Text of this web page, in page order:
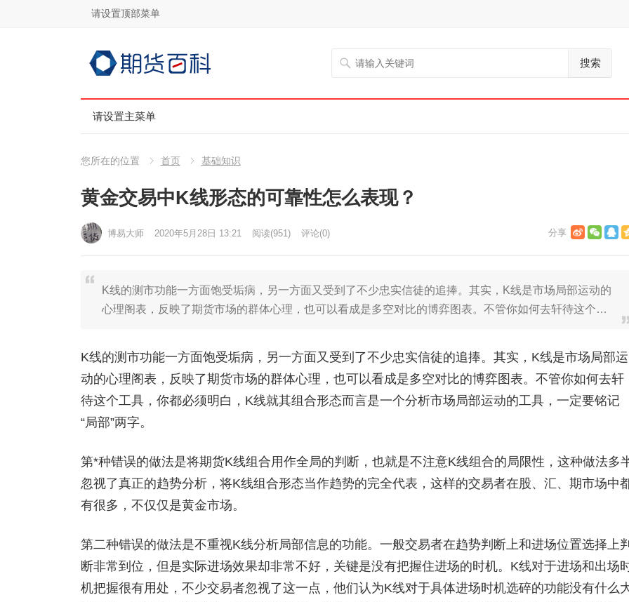
请设置顶部菜单
搜索
请设置主菜单
您所在的位置 首页 基础知识
黄金交易中K线形态的可靠性怎么表现？
博易大师 2020年5月28日 13:21 阅读(951) 评论(0)
K线的测市功能一方面饱受垢病，另一方面又受到了不少忠实信徒的追捧。其实，K线是市场局部运动的
心理阁表，反映了期货市场的群体心理，也可以看成是多空对比的博弈图表。不管你如何去轩待这个…
K线的测市功能一方面饱受垢病，另一方面又受到了不少忠实信徒的追捧。其实，K线是市场局部运
动的心理阁表，反映了期货市场的群体心理，也可以看成是多空对比的博弈图表。不管你如何去轩
待这个工具，你都必须明白，K线就其组合形态而言是一个分析市场局部运动的工具，一定要铭记
“局部”两字。
第*种错误的做法是将期货K线组合用作全局的判断，也就是不注意K线组合的局限性，这种做法多
忽视了真正的趋势分析，将K线组合形态当作趋势的完全代表，这样的交易者在股、汇、期市场中
有很多，不仅仅是黄金市场。
第二种错误的做法是不重视K线分析局部信息的功能。一般交易者在趋势判断上和进场位置选择上判
断非常到位，但是实际进场效果却非常不好，关键是没有把握住进场的时机。K线对于进场和出场
机把握很有用处，不少交易者忽视了这一点，他们认为K线对于具体进场时机选碎的功能没有什么